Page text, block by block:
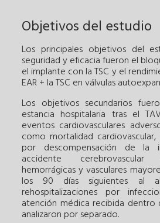
Objetivos del estudio
Los principales objetivos del
seguridad y eficacia fueron el
el implante con la TSC y el
EAR + la TSC en válvulas
Los objetivos secundarios
estancia hospitalaria tras el
eventos cardiovasculares
como mortalidad cardiovascular,
por descompensación de la
accidente
hemorrágicas y vasculares
los 90 días siguientes al
rehospitalizaciones por
atención médica recibida
analizaron por separado.